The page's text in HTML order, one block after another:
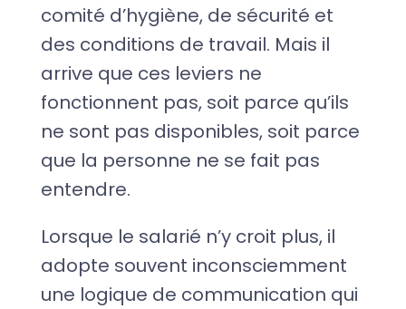
comité d’hygiène, de sécurité et
des conditions de travail. Mais il
arrive que ces leviers ne
fonctionnent pas, soit parce qu’ils
ne sont pas disponibles, soit parce
que la personne ne se fait pas
entendre.
Lorsque le salarié n’y croit plus, il
adopte souvent inconsciemment
une logique de communication qui